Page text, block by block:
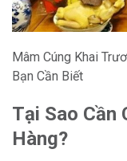
Mâm Cúng Khai
Bạn Cần Biết
Tại Sao Cần
Hàng?